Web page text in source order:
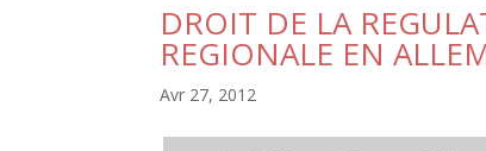
DROIT DE LA
REGIONALE EN
Avr 27, 2012